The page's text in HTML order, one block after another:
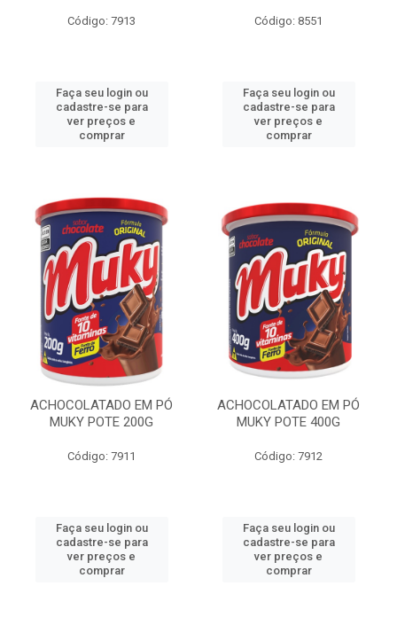
Código: 7913
Faça seu login ou
cadastre-se para
ver preços e
comprar
Código: 8551
Faça seu login ou
cadastre-se para
ver preços e
comprar
ACHOCOLATADO EM PÓ
MUKY POTE 200G
Código: 7911
Faça seu login ou
cadastre-se para
ver preços e
comprar
ACHOCOLATADO EM PÓ
MUKY POTE 400G
Código: 7912
Faça seu login ou
cadastre-se para
ver preços e
comprar